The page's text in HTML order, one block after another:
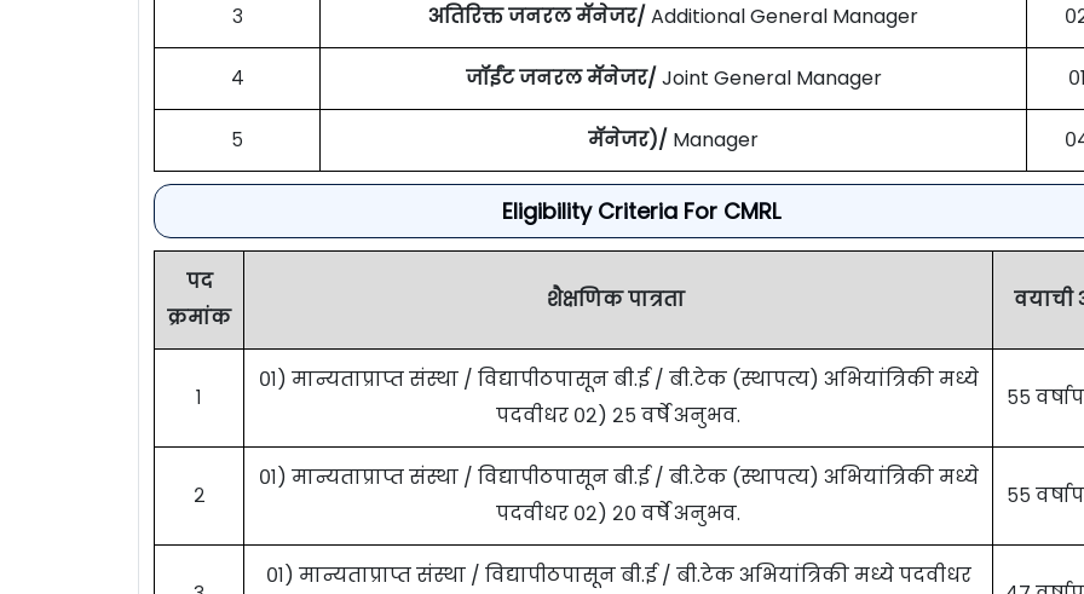
३ अतिरिक्त जनरल मॅनेजर/ Additional General Manager
४ जॉईंट जनरल मॅनेजर/ Joint General Manager
५ मॅनेजर)/ Manager
Eligibility Criteria For CMRL
पद
क्रमांक
शैक्षणिक पात्रता वयाची
१
०१) मान्यताप्राप्त संस्था / विद्यापीठपासून बी.ई / बी.टेक (स्थापत्य) अभियांत्रिकी मध्ये
पदवीधर ०२) २५ वर्षे अनुभव.
५५
२
०१) मान्यताप्राप्त संस्था / विद्यापीठपासून बी.ई / बी.टेक (स्थापत्य) अभियांत्रिकी मध्ये
पदवीधर ०२) २० वर्षे अनुभव.
५५
०१) मान्यताप्राप्त संस्था / विद्यापीठपासून बी.ई / बी.टेक अभियांत्रिकी मध्ये पदवीधर